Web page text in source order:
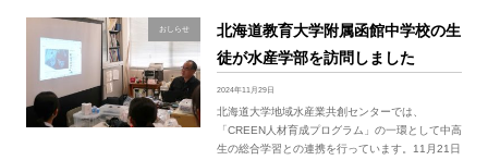
おしらせ
北海道教育大学附属函館中学校の生
徒が水産学部を訪問しました
2024年11月29日
北海道大学地域水産業共創センターでは、
「CREEN人材育成プログラム」の一環として中高
生の総合学習との連携を行っています。11月21日